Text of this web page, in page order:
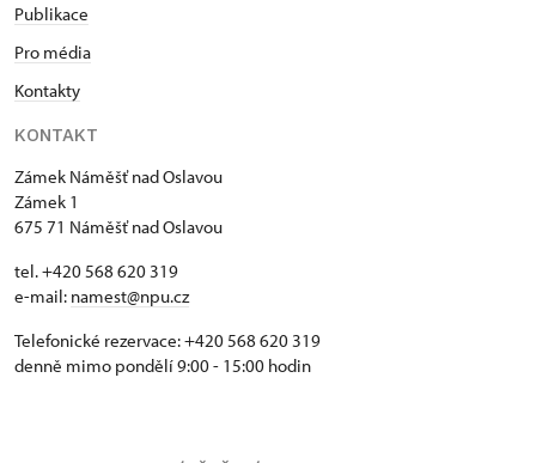
Publikace
Pro média
Kontakty
KONTAKT
Zámek Náměšť nad Oslavou
Zámek 1
675 71 Náměšť nad Oslavou
tel. +420 568 620 319
e-mail: namest@npu.cz
Telefonické rezervace: +420 568 620 319
denně mimo pondělí 9:00 - 15:00 hodin